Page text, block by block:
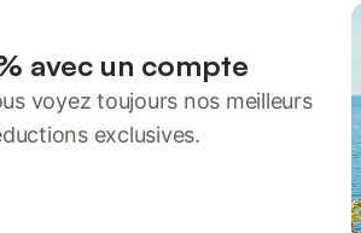
avec un compte
voyez toujours nos meilleurs
exclusives.